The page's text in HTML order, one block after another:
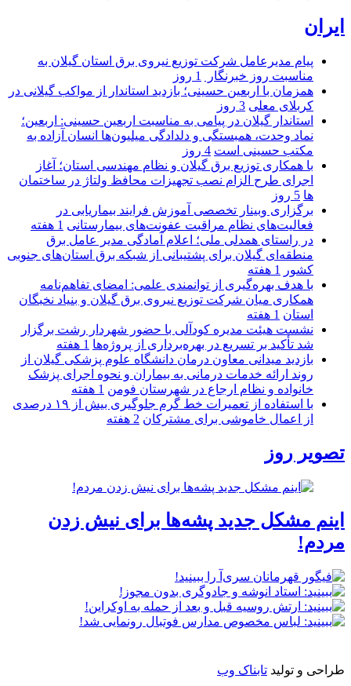
ایران
پیام مدیرعامل شركت توزیع نیروی برق استان گیلان به
مناسبت روز خبرنگار ‌
1 روز
همزمان با اربعین حسینی؛ بازدید استاندار از مواکب گیلانی در
کربلای معلی 3 روز
استاندار گیلان در پیامی به مناسبت اربعین حسینی: اربعین؛
نماد وحدت، همبستگی و دلدادگی میلیون‌ها انسان آزاده به
مکتب حسینی است 4 روز
با همکاری توزیع برق گیلان و نظام مهندسی استان؛ آغاز
اجرای طرح الزام نصب تجهیزات محافظ ولتاژ در ساختمان
ها 5 روز
برگزاری وبینار تخصصی آموزش فرایند بیماریابی در
فعالیت‌های نظام مراقبت عفونت‌های بیمارستانی 1 هفته
در راستای همدلی ملی؛ اعلام آمادگی مدیر عامل برق
منطقه‌ای گیلان برای پشتیبانی از شبكه برق استان‌های جنوبی
كشور
1 هفته
با هدف بهره‌گیری از توانمندی علمی: امضای تفاهم‌نامه
همكاری میان شركت توزیع نیروی برق گیلان و بنیاد نخبگان
استان 1 هفته
نشست هیئت مدیره کودآلی با حضور شهردار رشت برگزار
شد تأکید بر تسریع در بهره‌برداری از پروژه‌ها 1 هفته
بازدید میدانی معاون درمان دانشگاه علوم پزشکی گیلان از
روند ارائه خدمات درمانی به بیماران و نحوه اجرای پزشک
خانواده و نظام ارجاع در شهرستان فومن 1 هفته
با استفاده از تعمیرات خط گرم جلوگیری بیش از ۱۹ درصدی
از اعمال خاموشی برای مشتركان 2 هفته
تصویر روز
اینم مشکل جدید پشه‌ها برای نیش زدن
مردم!
طراحی و تولید تابناک وب